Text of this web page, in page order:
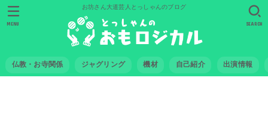
お坊さん大道芸人とっしゃんのブログ
仏教・お寺関係 ジャグリング 機材 自己紹介 出演情報
SEARCH
MENU